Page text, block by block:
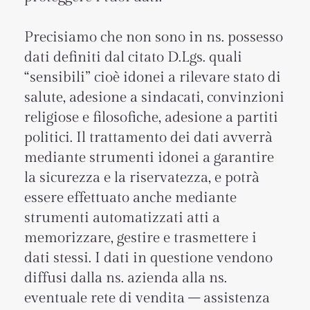
Precisiamo che non sono in ns. possesso
dati definiti dal citato D.Lgs. quali
“sensibili” cioè idonei a rilevare stato di
salute, adesione a sindacati, convinzioni
religiose e filosofiche, adesione a partiti
politici. ​Il trattamento dei dati avverrà
mediante strumenti idonei a garantire
la sicurezza e la riservatezza, e potrà
essere effettuato anche mediante
strumenti automatizzati atti a
memorizzare, gestire e trasmettere i
dati stessi. I dati in questione vendono
diffusi dalla ns. azienda alla ns.
eventuale rete di vendita – assistenza